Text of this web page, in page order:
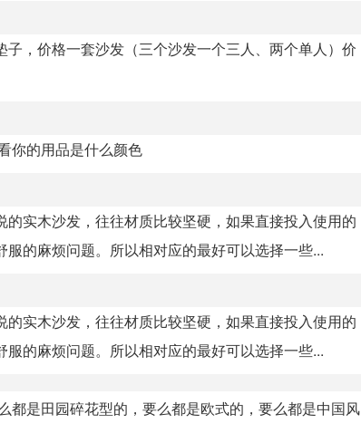
，价格一套沙发（三个沙发一个三人、两个单人）价
你的用品是什么颜色
实木沙发，往往材质比较坚硬，如果直接投入使用的
的麻烦问题。所以相对应的最好可以选择一些...
实木沙发，往往材质比较坚硬，如果直接投入使用的
的麻烦问题。所以相对应的最好可以选择一些...
都是田园碎花型的，要么都是欧式的，要么都是中国风